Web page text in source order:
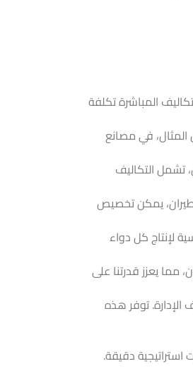
المباشرة تكلفة
المثال، في مصانع
تشمل التكاليف
يمكن تخصيص
لإنتاج كل دواء
مما يعزز قدرتنا على
الإدارة. توفر هذه
استراتيجية دقيقة.